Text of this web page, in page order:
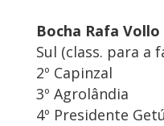
Bocha Rafa
Sul (class. para a
2º Capinzal
3º Agrolândia
4º Presidente